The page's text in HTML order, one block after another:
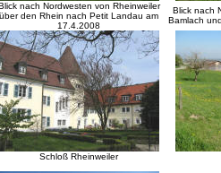
nach Nordwesten von Rheinweiler
über den Rhein nach Petit Landau am
17.4.2008
Blick nach
Bamlach
Schloß Rheinweiler